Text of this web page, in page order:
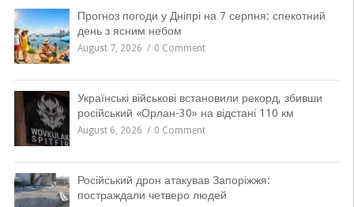
Прогноз погоди у Дніпрі на 7 серпня: спекотний
день з ясним небом
August 7, 2026 0 Comment
Українські військові встановили рекорд, збивши
російський «Орлан-30» на відстані 110 км
August 6, 2026 0 Comment
Російський дрон атакував Запоріжжя:
постраждали четверо людей